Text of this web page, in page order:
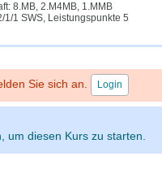
8.MB, 2.M4MB, 1.MMB
1/1 SWS, Leistungspunkte 5
Sie sich an. Login
um diesen Kurs zu starten.